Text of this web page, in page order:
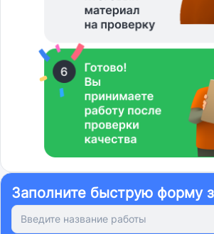
Заполните быструю форму